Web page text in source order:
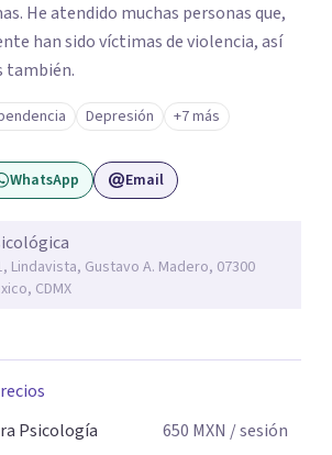
He atendido muchas personas que,
han sido víctimas de violencia, así
también.
Depresión +7 más
WhatsApp Email
Lindavista, Gustavo A. Madero, 07300
CDMX
Psicología
650 MXN / sesión